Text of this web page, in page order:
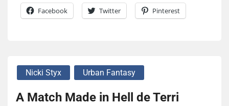
Facebook Twitter Pinterest
Nicki Styx Urban Fantasy
A Match Made in Hell de Terri